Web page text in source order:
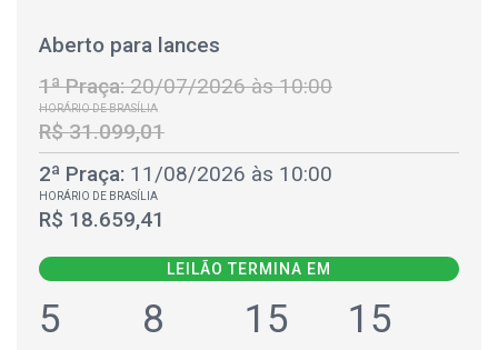
Aberto para lances
1ª Praça:20/07/2026 às 10:00
HORÁRIO DE BRASÍLIA
R$ 31.099,01
2ª Praça: 11/08/2026 às 10:00
HORÁRIO DE BRASÍLIA
R$ 18.659,41
LEILÃO TERMINA EM
5 8 15 14